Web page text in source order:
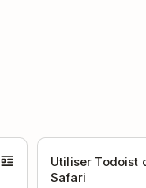
Utiliser Todoist
Safari